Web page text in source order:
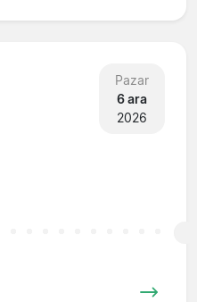
Pazar
6 ara
2026